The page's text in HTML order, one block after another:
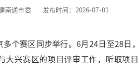
南通市委 发布时间：2026-07-01
个赛区同步举行。6月24日至28日
兴赛区的项目评审工作，听取项